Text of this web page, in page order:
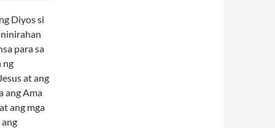
Diyos si
para sa
ng
at ang
ang Ama
ang mga